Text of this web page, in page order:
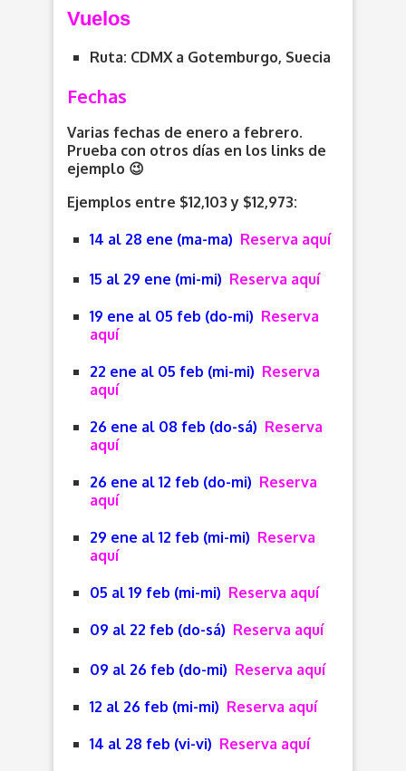
Vuelos
Ruta: CDMX a Gotemburgo, Suecia
Fechas
Varias fechas de enero a febrero.
Prueba con otros días en los links de
ejemplo 😉
Ejemplos entre $12,103 y $12,973:
14 al 28 ene (ma-ma) Reserva aquí
15 al 29 ene (mi-mi) Reserva aquí
19 ene al 05 feb (do-mi) Reserva
aquí
22 ene al 05 feb (mi-mi) Reserva
aquí
26 ene al 08 feb (do-sá) Reserva
aquí
26 ene al 12 feb (do-mi) Reserva
aquí
29 ene al 12 feb (mi-mi) Reserva
aquí
05 al 19 feb (mi-mi) Reserva aquí
09 al 22 feb (do-sá) Reserva aquí
09 al 26 feb (do-mi) Reserva aquí
12 al 26 feb (mi-mi) Reserva aquí
14 al 28 feb (vi-vi) Reserva aquí